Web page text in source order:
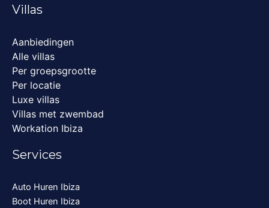
Villas
Aanbiedingen
Alle villas
Per groepsgrootte
Per locatie
Luxe villas
Villas met zwembad
Workation Ibiza
Services
Auto Huren Ibiza
Boot Huren Ibiza